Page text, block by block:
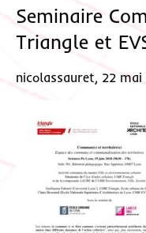
Seminaire
Triangle et
nicolassauret, 22 mai